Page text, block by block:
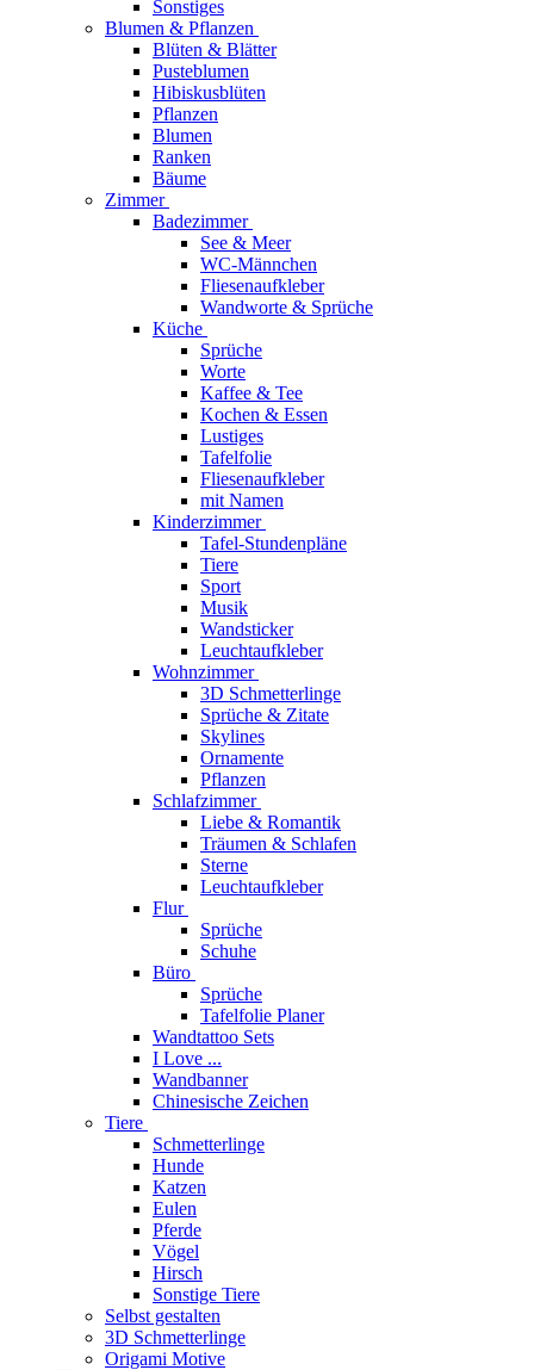
Sonstiges
Blumen & Pflanzen
Blüten & Blätter
Pusteblumen
Hibiskusblüten
Pflanzen
Blumen
Ranken
Bäume
Zimmer
Badezimmer
See & Meer
WC-Männchen
Fliesenaufkleber
Wandworte & Sprüche
Küche
Sprüche
Worte
Kaffee & Tee
Kochen & Essen
Lustiges
Tafelfolie
Fliesenaufkleber
mit Namen
Kinderzimmer
Tafel-Stundenpläne
Tiere
Sport
Musik
Wandsticker
Leuchtaufkleber
Wohnzimmer
3D Schmetterlinge
Sprüche & Zitate
Skylines
Ornamente
Pflanzen
Schlafzimmer
Liebe & Romantik
Träumen & Schlafen
Sterne
Leuchtaufkleber
Flur
Sprüche
Schuhe
Büro
Sprüche
Tafelfolie Planer
Wandtattoo Sets
I Love ...
Wandbanner
Chinesische Zeichen
Tiere
Schmetterlinge
Hunde
Katzen
Eulen
Pferde
Vögel
Hirsch
Sonstige Tiere
Selbst gestalten
3D Schmetterlinge
Origami Motive